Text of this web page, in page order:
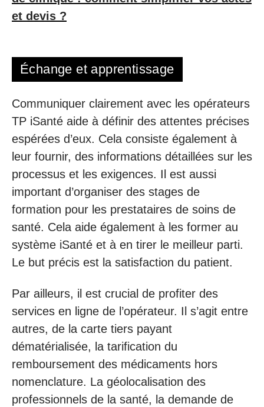
et devis ?
Échange et apprentissage
Communiquer clairement avec les opérateurs
TP iSanté aide à définir des attentes précises
espérées d’eux. Cela consiste également à
leur fournir, des informations détaillées sur les
processus et les exigences. Il est aussi
important d’organiser des stages de
formation pour les prestataires de soins de
santé. Cela aide également à les former au
système iSanté et à en tirer le meilleur parti.
Le but précis est la satisfaction du patient.
Par ailleurs, il est crucial de profiter des
services en ligne de l’opérateur. Il s’agit entre
autres, de la carte tiers payant
dématérialisée, la tarification du
remboursement des médicaments hors
nomenclature. La géolocalisation des
professionnels de la santé, la demande de